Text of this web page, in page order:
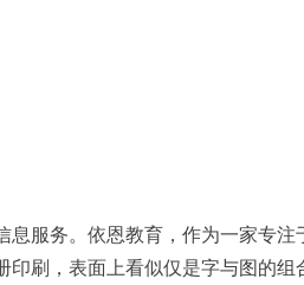
服务。依恩教育，作为一家专
刷，表面上看似仅是字与图的组